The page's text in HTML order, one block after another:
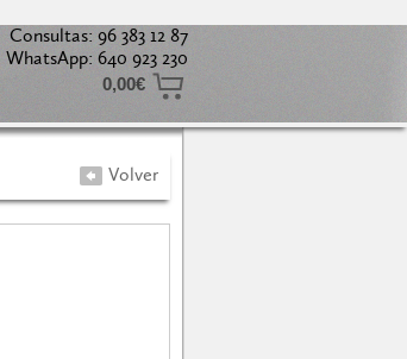
Consultas: 96 383 12 87
WhatsApp: 640 923 230
0,00€
Volver